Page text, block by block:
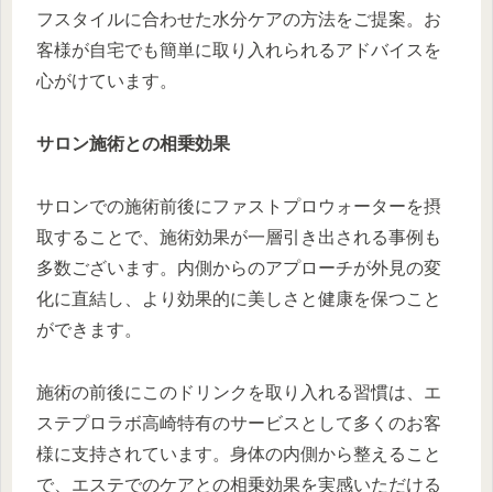
フスタイルに合わせた水分ケアの方法をご提案。お
客様が自宅でも簡単に取り入れられるアドバイスを
心がけています。
サロン施術との相乗効果
サロンでの施術前後にファストプロウォーターを摂
取することで、施術効果が一層引き出される事例も
多数ございます。内側からのアプローチが外見の変
化に直結し、より効果的に美しさと健康を保つこと
ができます。
施術の前後にこのドリンクを取り入れる習慣は、エ
ステプロラボ高崎特有のサービスとして多くのお客
様に支持されています。身体の内側から整えること
で、エステでのケアとの相乗効果を実感いただける